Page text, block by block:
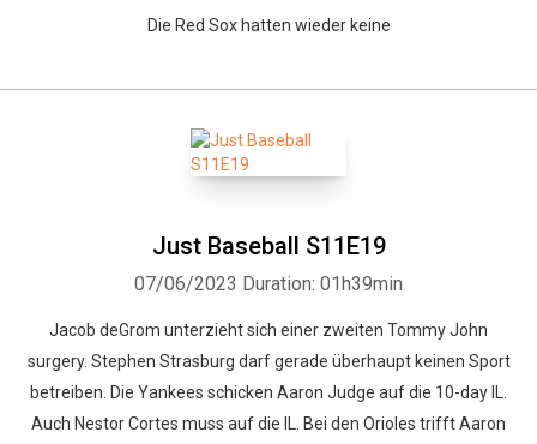
Die Red Sox hatten wieder keine
Just Baseball S11E19
07/06/2023 Duration: 01h39min
Jacob deGrom unterzieht sich einer zweiten Tommy John
surgery. Stephen Strasburg darf gerade überhaupt keinen Sport
betreiben. Die Yankees schicken Aaron Judge auf die 10-day IL.
Auch Nestor Cortes muss auf die IL. Bei den Orioles trifft Aaron